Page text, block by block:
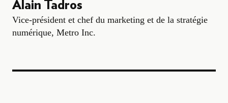
Alain Tadros
Vice-président et chef du marketing et de la stratégie
numérique, Metro Inc.